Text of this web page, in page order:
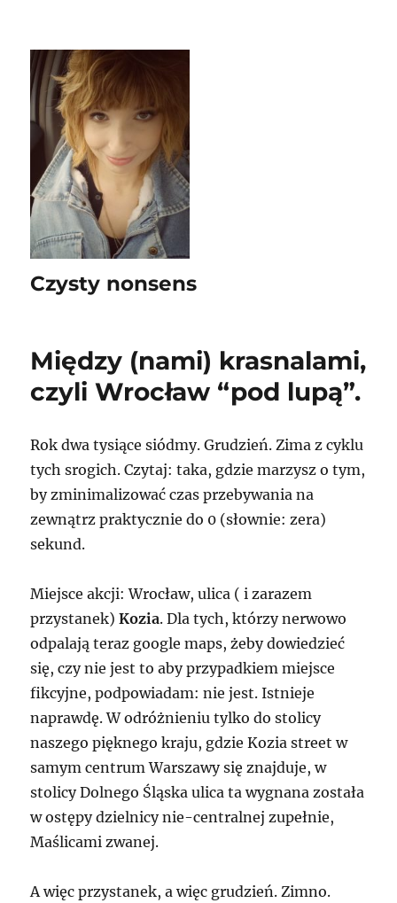
Czysty nonsens
Między (nami) krasnalami,
czyli Wrocław “pod lupą”.
Rok dwa tysiące siódmy. Grudzień. Zima z cyklu
tych srogich. Czytaj: taka, gdzie marzysz o tym,
by zminimalizować czas przebywania na
zewnątrz praktycznie do 0 (słownie: zera)
sekund.
Miejsce akcji: Wrocław, ulica ( i zarazem
przystanek)Kozia. Dla tych, którzy nerwowo
odpalają teraz google maps, żeby dowiedzieć
się, czy nie jest to aby przypadkiem miejsce
fikcyjne, podpowiadam: nie jest. Istnieje
naprawdę. W odróżnieniu tylko do stolicy
naszego pięknego kraju, gdzie Kozia street w
samym centrum Warszawy się znajduje, w
stolicy Dolnego Śląska ulica ta wygnana została
w ostępy dzielnicy nie-centralnej zupełnie,
Maślicami zwanej.
A więc przystanek, a więc grudzień. Zimno.